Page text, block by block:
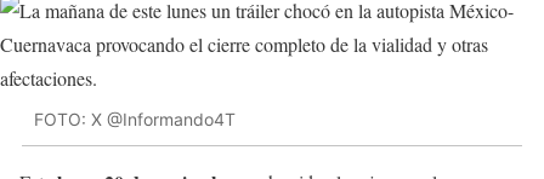
FOTO: X @Informando4T